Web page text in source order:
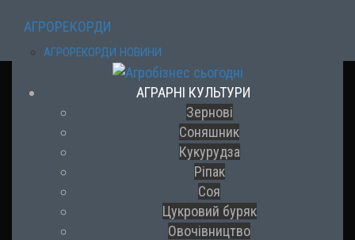
АГРОРЕКОРДИ
АГРОРЕКОРДИ НОВИНИ
АГРАРНІ КУЛЬТУРИ
Зернові
Соняшник
Кукурудза
Ріпак
Соя
Цукровий буряк
Овочівництво